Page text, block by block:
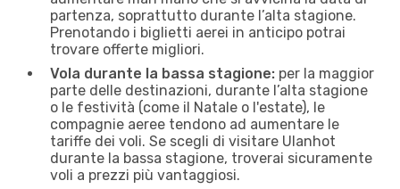
partenza, soprattutto durante l’alta stagione.
Prenotando i biglietti aerei in anticipo potrai
trovare offerte migliori.
Vola durante la bassa stagione: per la maggior
parte delle destinazioni, durante l’alta stagione
o le festività (come il Natale o l'estate), le
compagnie aeree tendono ad aumentare le
tariffe dei voli. Se scegli di visitare Ulanhot
durante la bassa stagione, troverai sicuramente
voli a prezzi più vantaggiosi.